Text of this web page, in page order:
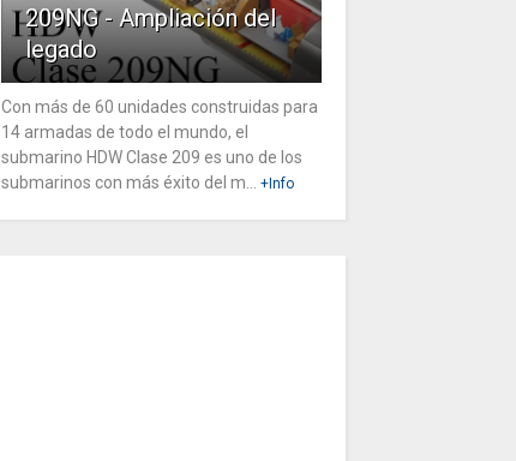
209NG - Ampliación del
legado
Con más de 60 unidades construidas para
14 armadas de todo el mundo, el
submarino HDW Clase 209 es uno de los
submarinos con más éxito del m...
+Info